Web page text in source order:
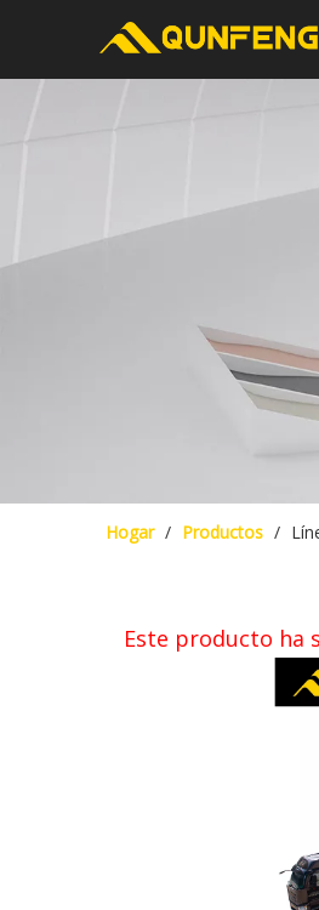
Hogar / Productos /
Este producto ha